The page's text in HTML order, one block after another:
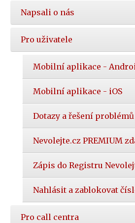
Napsali o nás
Pro uživatele
Mobilní aplikace -
Mobilní aplikace - iOS
Dotazy a řešení problémů
Nevolejte.cz PREMIUM
Zápis do Registru
Nahlásit a zablokovat
Pro call centra